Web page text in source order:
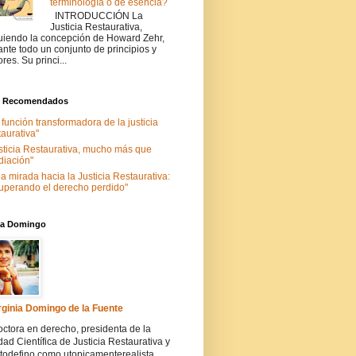
terminología o de esencia?
INTRODUCCIÓN La
Justicia Restaurativa,
la concepción de Howard Zehr,
todo un conjunto de principios y
Su princi...
función transformadora de la justicia
Restaurativa, mucho más que
mirada hacia la Justicia Restaurativa:
el derecho perdido"
Domingo
Domingo de la Fuente
en derecho, presidenta de la
Científica de Justicia Restaurativa y